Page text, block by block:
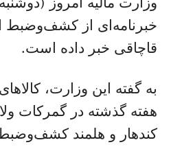
خبرنامه‌ای از کشف‌وضبط
قاچاقی خبر داده است.
به گفته این وزارت،
هفته گذشته در گمرکات
کندهار و هلمند